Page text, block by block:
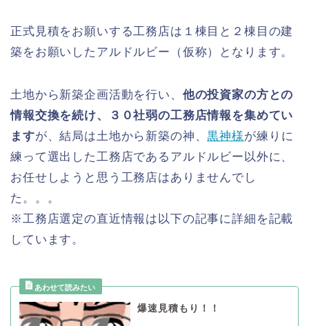
正式見積をお願いする工務店は１棟目と２棟目の建
築をお願いしたアルドルビー（仮称）となります。
土地から新築企画活動を行い、 他の投資家の方との
情報交換を続け、３０社弱の工務店情報を集めてい
ますが、結局は土地から新築の神、黒神様が練りに
練って選出した工務店であるアルドルビー以外に、
お任せしようと思う工務店はありませんでし
た。。。
※工務店選定の直近情報は以下の記事に詳細を記載
しています。
爆速見積もり！！